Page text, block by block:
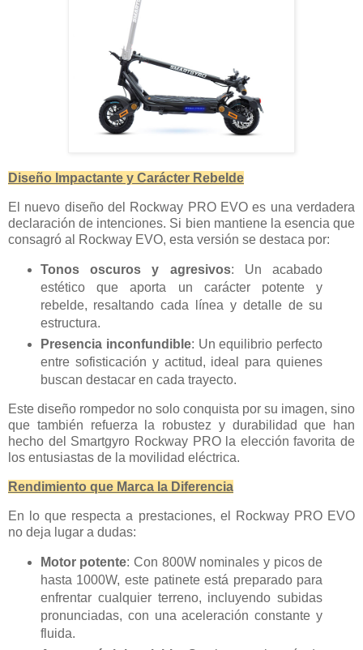
Diseño Impactante y Carácter Rebelde
El nuevo diseño del Rockway PRO EVO es una verdadera
declaración de intenciones. Si bien mantiene la esencia que
consagró al Rockway EVO, esta versión se destaca por:
Tonos oscuros y agresivos: Un acabado
estético que aporta un carácter potente y
rebelde, resaltando cada línea y detalle de su
estructura.
Presencia inconfundible: Un equilibrio perfecto
entre sofisticación y actitud, ideal para quienes
buscan destacar en cada trayecto.
Este diseño rompedor no solo conquista por su imagen, sino
que también refuerza la robustez y durabilidad que han
hecho del Smartgyro Rockway PRO la elección favorita de
los entusiastas de la movilidad eléctrica.
Rendimiento que Marca la Diferencia
En lo que respecta a prestaciones, el Rockway PRO EVO
no deja lugar a dudas:
Motor potente: Con 800W nominales y picos de
hasta 1000W, este patinete está preparado para
enfrentar cualquier terreno, incluyendo subidas
pronunciadas, con una aceleración constante y
fluida.